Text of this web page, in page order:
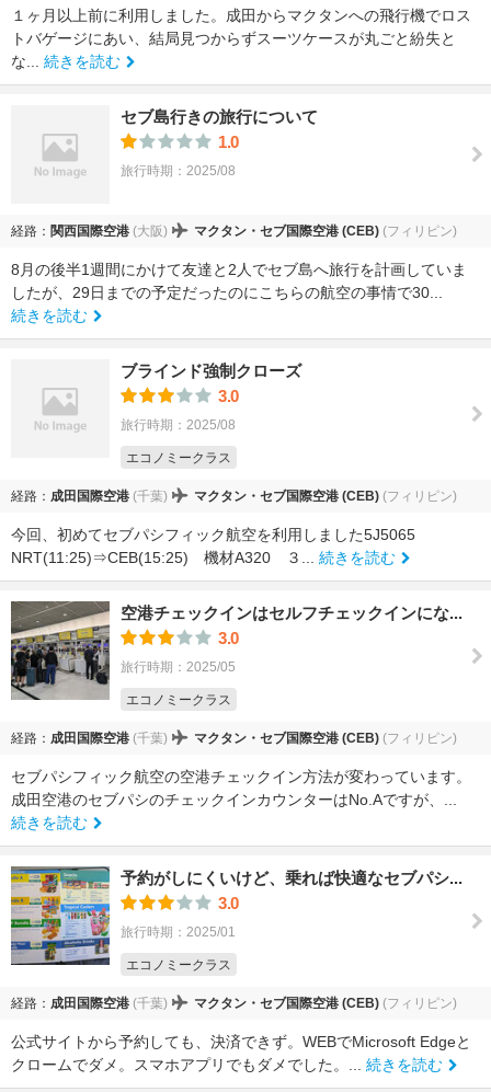
１ヶ月以上前に利用しました。成田からマクタンへの飛行機でロス
トバゲージにあい、結局見つからずスーツケースが丸ごと紛失と
な... 続きを読む
セブ島行きの旅行について
1.0
旅行時期：2025/08
経路： 関西国際空港 (大阪) マクタン・セブ国際空港 (CEB) (フィリピン)
8月の後半1週間にかけて友達と2人でセブ島へ旅行を計画していま
したが、29日までの予定だったのにこちらの航空の事情で30...
続きを読む
ブラインド強制クローズ
3.0
旅行時期：2025/08
エコノミークラス
経路： 成田国際空港 (千葉) マクタン・セブ国際空港 (CEB) (フィリピン)
今回、初めてセブパシフィック航空を利用しました5J5065
NRT(11:25)⇒CEB(15:25) 機材A320 ３... 続きを読む
空港チェックインはセルフチェックインにな...
3.0
旅行時期：2025/05
エコノミークラス
経路： 成田国際空港 (千葉) マクタン・セブ国際空港 (CEB) (フィリピン)
セブパシフィック航空の空港チェックイン方法が変わっています。
成田空港のセブパシのチェックインカウンターはNo.Aですが、...
続きを読む
予約がしにくいけど、乗れば快適なセブパシ...
3.0
旅行時期：2025/01
エコノミークラス
経路： 成田国際空港 (千葉) マクタン・セブ国際空港 (CEB) (フィリピン)
公式サイトから予約しても、決済できず。WEBでMicrosoft Edgeと
クロームでダメ。スマホアプリでもダメでした。... 続きを読む